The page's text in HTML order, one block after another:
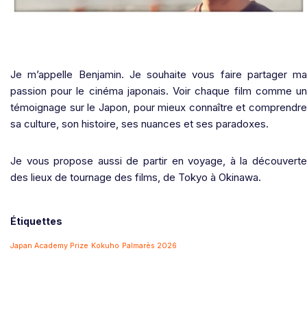
Je m’appelle Benjamin. Je souhaite vous faire partager ma
passion pour le cinéma japonais. Voir chaque film comme un
témoignage sur le Japon, pour mieux connaître et comprendre
sa culture, son histoire, ses nuances et ses paradoxes.
Je vous propose aussi de partir en voyage, à la découverte
des lieux de tournage des films, de Tokyo à Okinawa.
Étiquettes
Japan Academy Prize Kokuho Palmarès 2026